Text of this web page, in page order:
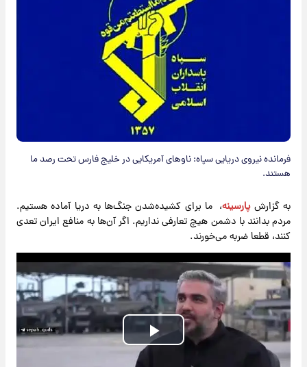
فرمانده نیروی دریایی سپاه: ناوهای آمریکایی در خلیج فارس تحت رصد ما
هستند.
به گزارشپارسینه، ما برای کشیده‌‌شدن جنگ‌ها به دریا آماده هستیم.
مردم بدانند با دشمن هیچ تعارفی نداریم. اگر آن‌ها به منافع ایران تعدی
کنند، قطعا ضربه می‌خورند.
Play